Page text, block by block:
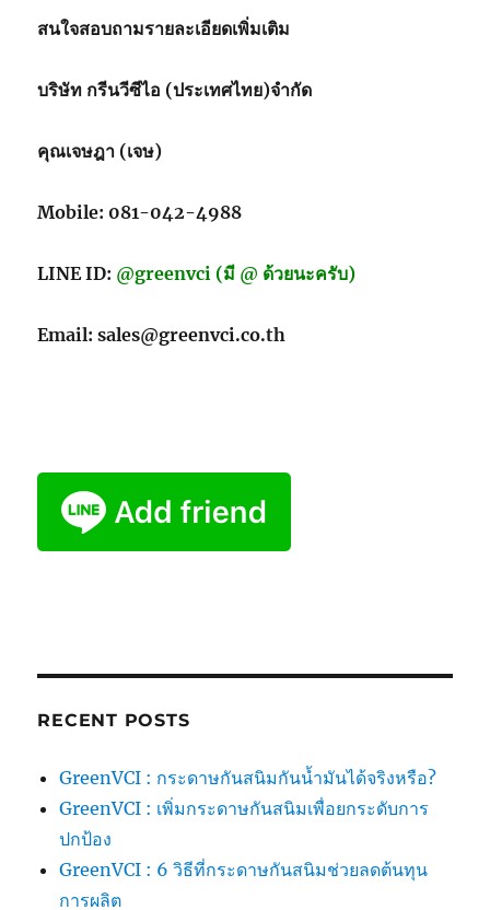
สนใจสอบถามรายละเอียดเพิ่มเติม
บริษัท กรีนวีซีไอ (ประเทศไทย)จำกัด
คุณเจษฎา (เจษ)
Mobile: 081-042-4988
LINE ID: @greenvci (มี @ ด้วยนะครับ)
Email: sales@greenvci.co.th
RECENT POSTS
GreenVCI : กระดาษกันสนิมกันน้ำมันได้จริงหรือ?
GreenVCI : เพิ่มกระดาษกันสนิมเพื่อยกระดับการ
ปกป้อง
GreenVCI : 6 วิธีที่กระดาษกันสนิมช่วยลดต้นทุน
การผลิต